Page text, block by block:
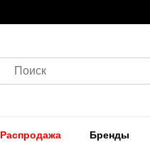
Поиск
Распродажа Бренды